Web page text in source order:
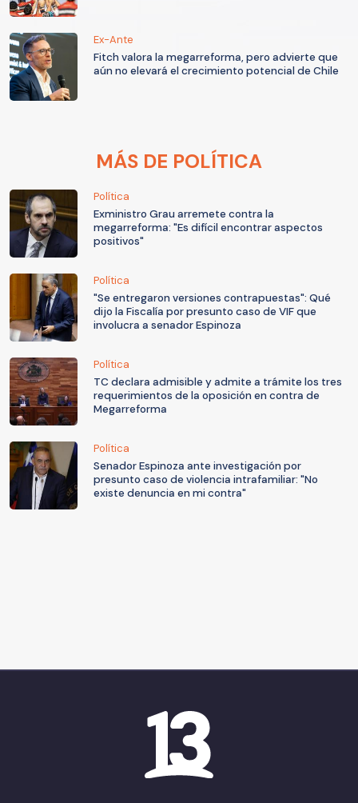
Ex-Ante
Fitch valora la megarreforma, pero advierte que
aún no elevará el crecimiento potencial de Chile
MÁS DE POLÍTICA
Política
Exministro Grau arremete contra la
megarreforma: "Es difícil encontrar aspectos
positivos"
Política
"Se entregaron versiones contrapuestas": Qué
dijo la Fiscalía por presunto caso de VIF que
involucra a senador Espinoza
Política
TC declara admisible y admite a trámite los tres
requerimientos de la oposición en contra de
Megarreforma
Política
Senador Espinoza ante investigación por
presunto caso de violencia intrafamiliar: "No
existe denuncia en mi contra"